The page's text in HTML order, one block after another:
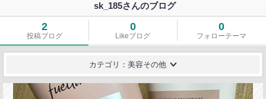
sk_185さんのブログ
2
投稿ブログ
0
Likeブログ
0
フォローテーマ
カテゴリ：美容その他